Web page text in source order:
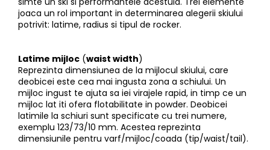
joaca un rol important in determinarea alegerii skiului
potrivit: latime, radius si tipul de rocker.
Latime mijloc (waist width)
Reprezinta dimensiunea de la mijlocul skiului, care
deobicei este cea mai ingusta zona a schiului. Un
mijloc ingust te ajuta sa iei virajele rapid, in timp ce un
mijloc lat iti ofera flotabilitate in powder. Deobicei
latimile la schiuri sunt specificate cu trei numere,
exemplu 123/73/10 mm. Acestea reprezinta
dimensiunile pentru varf/mijloc/coada (tip/waist/tail).